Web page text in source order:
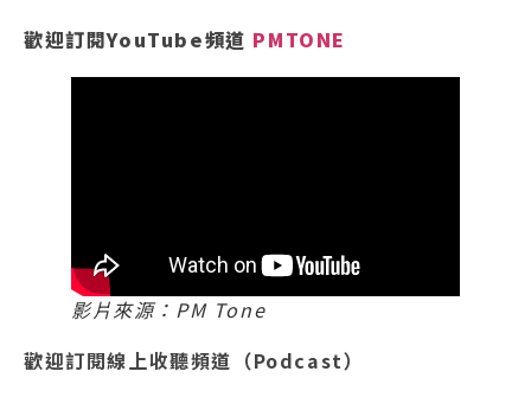
歡迎訂閱YouTube頻道 PMTONE
影片來源：PM Tone
歡迎訂閱線上收聽頻道（Podcast）